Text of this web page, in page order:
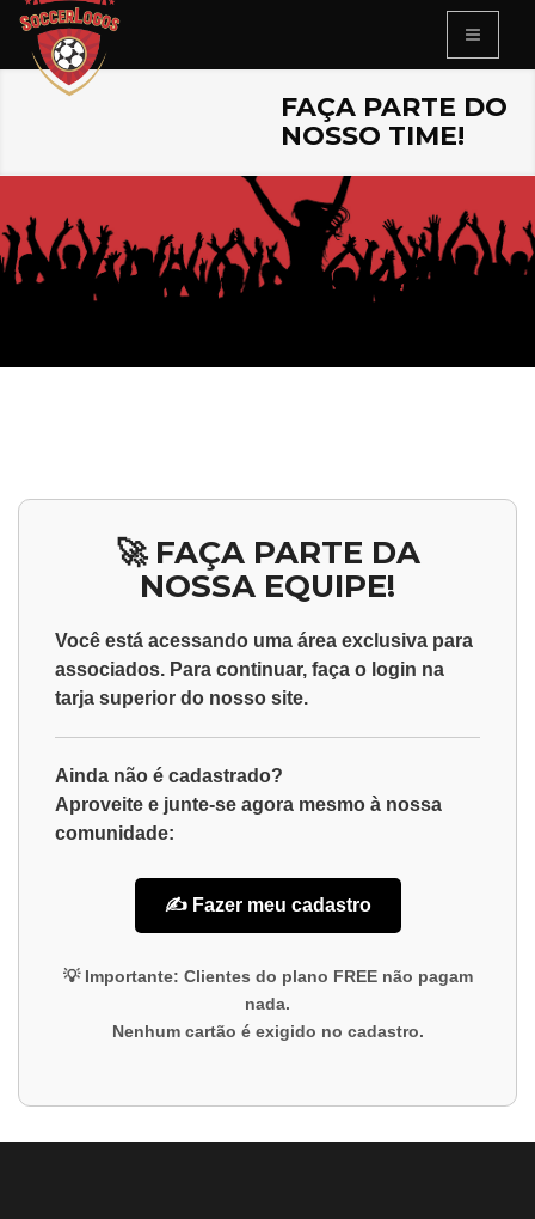
FAÇA PARTE DO
NOSSO TIME!
🚀 FAÇA PARTE DA
NOSSA EQUIPE!
Você está acessando uma área exclusiva para
associados. Para continuar, faça o login na
tarja superior do nosso site.
Ainda não é cadastrado?
Aproveite e junte-se agora mesmo à nossa
comunidade:
✍️ Fazer meu cadastro
💡 Importante: Clientes do plano FREEnão pagam
nada.
Nenhum cartão é exigido no cadastro.